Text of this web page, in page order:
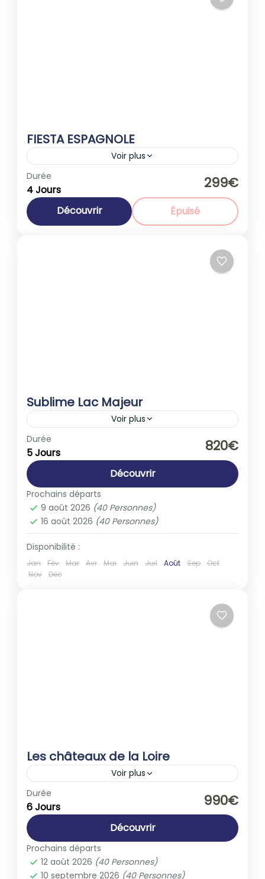
FIESTA ESPAGNOLE
Voir plus
Espagne
1-40 People
Durée
4 Jours 299€
Découvrir Épuisé
Sublime Lac Majeur
Voir plus
Europe
1-40 People
Durée
5 Jours 820€
Découvrir
Prochains départs
9 août 2026 (40 Personnes)
16 août 2026 (40 Personnes)
Disponibilité :
Jan Fév Mar Avr Mai Juin Juil Août Sep
Oct
Nov
Déc
Les châteaux de la Loire
Voir plus
Europe
1-40 People
Durée
6 Jours 990€
Découvrir
Prochains départs
12 août 2026 (40 Personnes)
10 septembre 2026 (40 Personnes)